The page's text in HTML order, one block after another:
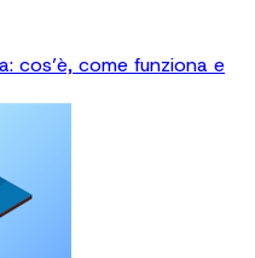
cos’è, come funziona e